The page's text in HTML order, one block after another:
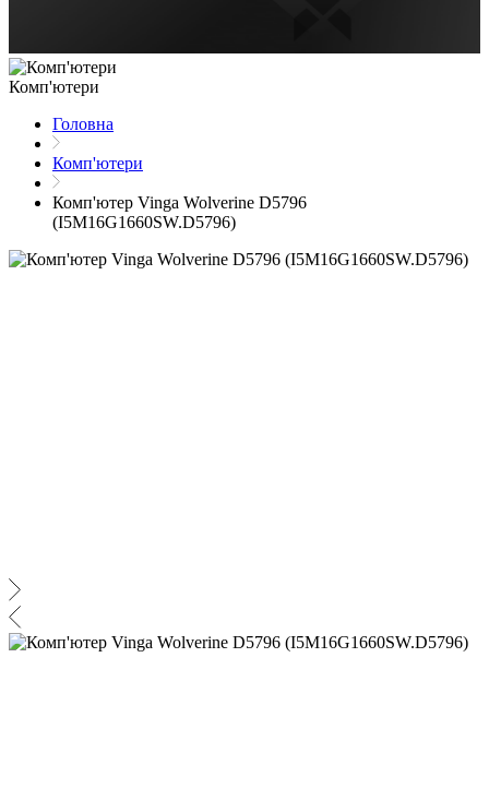
Комп'ютери
Головна
Комп'ютери
Комп'ютер Vinga Wolverine D5796
(I5M16G1660SW.D5796)